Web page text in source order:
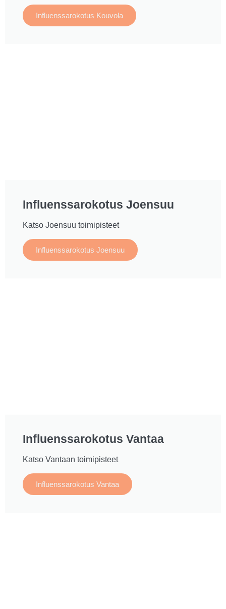
Influenssarokotus Kouvola
Influenssarokotus Joensuu
Katso Joensuu toimipisteet
Influenssarokotus Joensuu
Influenssarokotus Vantaa
Katso Vantaan toimipisteet
Influenssarokotus Vantaa